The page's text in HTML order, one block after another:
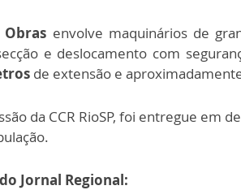
envolve maquinários de
e deslocamento com
de extensão e
da CCR RioSP, foi entregue em
Jornal Regional: